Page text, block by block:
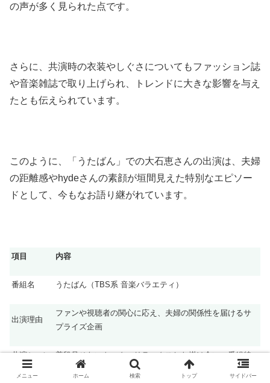
の声が多く見られた点です。
さらに、共演時の衣装やしぐさについてもファッション誌
や音楽雑誌で取り上げられ、トレンドに大きな影響を与え
たとも伝えられています。
このように、「うたばん」での大石恵さんの出演は、夫婦
の距離感やhydeさんの素顔が垣間見えた特別なエピソー
ドとして、今もなお語り継がれています。
項目 内容
番組名 うたばん（TBS系 音楽バラエティ）
出演理由
ファンや視聴者の関心に応え、夫婦の関係性を届けるサ
プライズ企画
共演シーン
の特徴
普段見せないトーク、リラックスした掛け合い、番組特
有のサプライズ演出
メニュー ホーム 検索 トップ サイドバー